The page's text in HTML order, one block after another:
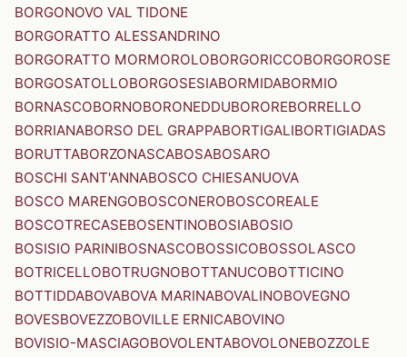
BORGONOVO VAL TIDONE
BORGORATTO ALESSANDRINO
BORGORATTO MORMOROLOBORGORICCOBORGOROSE
BORGOSATOLLOBORGOSESIABORMIDABORMIO
BORNASCOBORNOBORONEDDUBOROREBORRELLO
BORRIANABORSO DEL GRAPPABORTIGALIBORTIGIADAS
BORUTTABORZONASCABOSABOSARO
BOSCHI SANT'ANNABOSCO CHIESANUOVA
BOSCO MARENGOBOSCONEROBOSCOREALE
BOSCOTRECASEBOSENTINOBOSIABOSIO
BOSISIO PARINIBOSNASCOBOSSICOBOSSOLASCO
BOTRICELLOBOTRUGNOBOTTANUCOBOTTICINO
BOTTIDDABOVABOVA MARINABOVALINOBOVEGNO
BOVESBOVEZZOBOVILLE ERNICABOVINO
BOVISIO-MASCIAGOBOVOLENTABOVOLONEBOZZOLE